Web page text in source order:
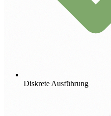
Diskrete Ausführung